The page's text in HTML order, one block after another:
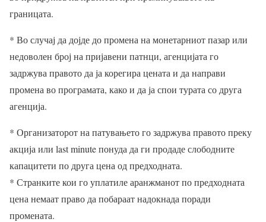
границата.
* Во случај да дојде до промена на монетарниот пазар или
недоволен број на пријавени патнци, агенцијата го
задржува правото да ја корегира цената и да направи
промена во програмата, како и да ја спои турата со друга
агенција.
* Организаторот на патувањето го задржува правото преку
акција или last minute понуда да ги продаде слободните
капацитети по друга цена од предходната.
* Странките кои го уплатиле аранжманот по предходната
цена немаат право да побараат надокнада поради
промената.